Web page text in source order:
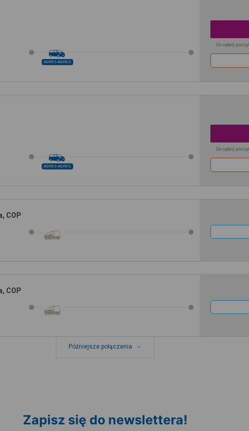
ADRES-ADRES
Do opłaty
ADRES-ADRES
Do opłaty
COP
COP
Późniejsze połączenia
Zapisz się do newslettera!